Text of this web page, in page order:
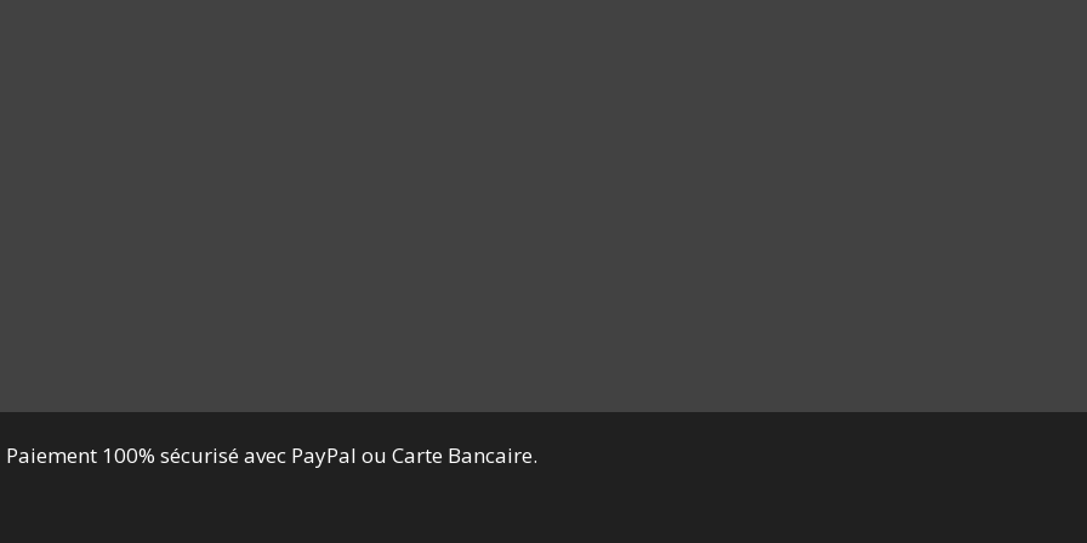
Paiement 100% sécurisé avec PayPal ou Carte Bancaire.